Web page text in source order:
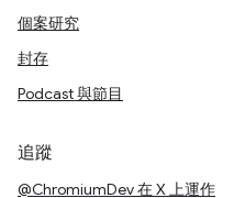
個案研究
封存
Podcast 與節目
追蹤
@ChromiumDev 在 X 上運作